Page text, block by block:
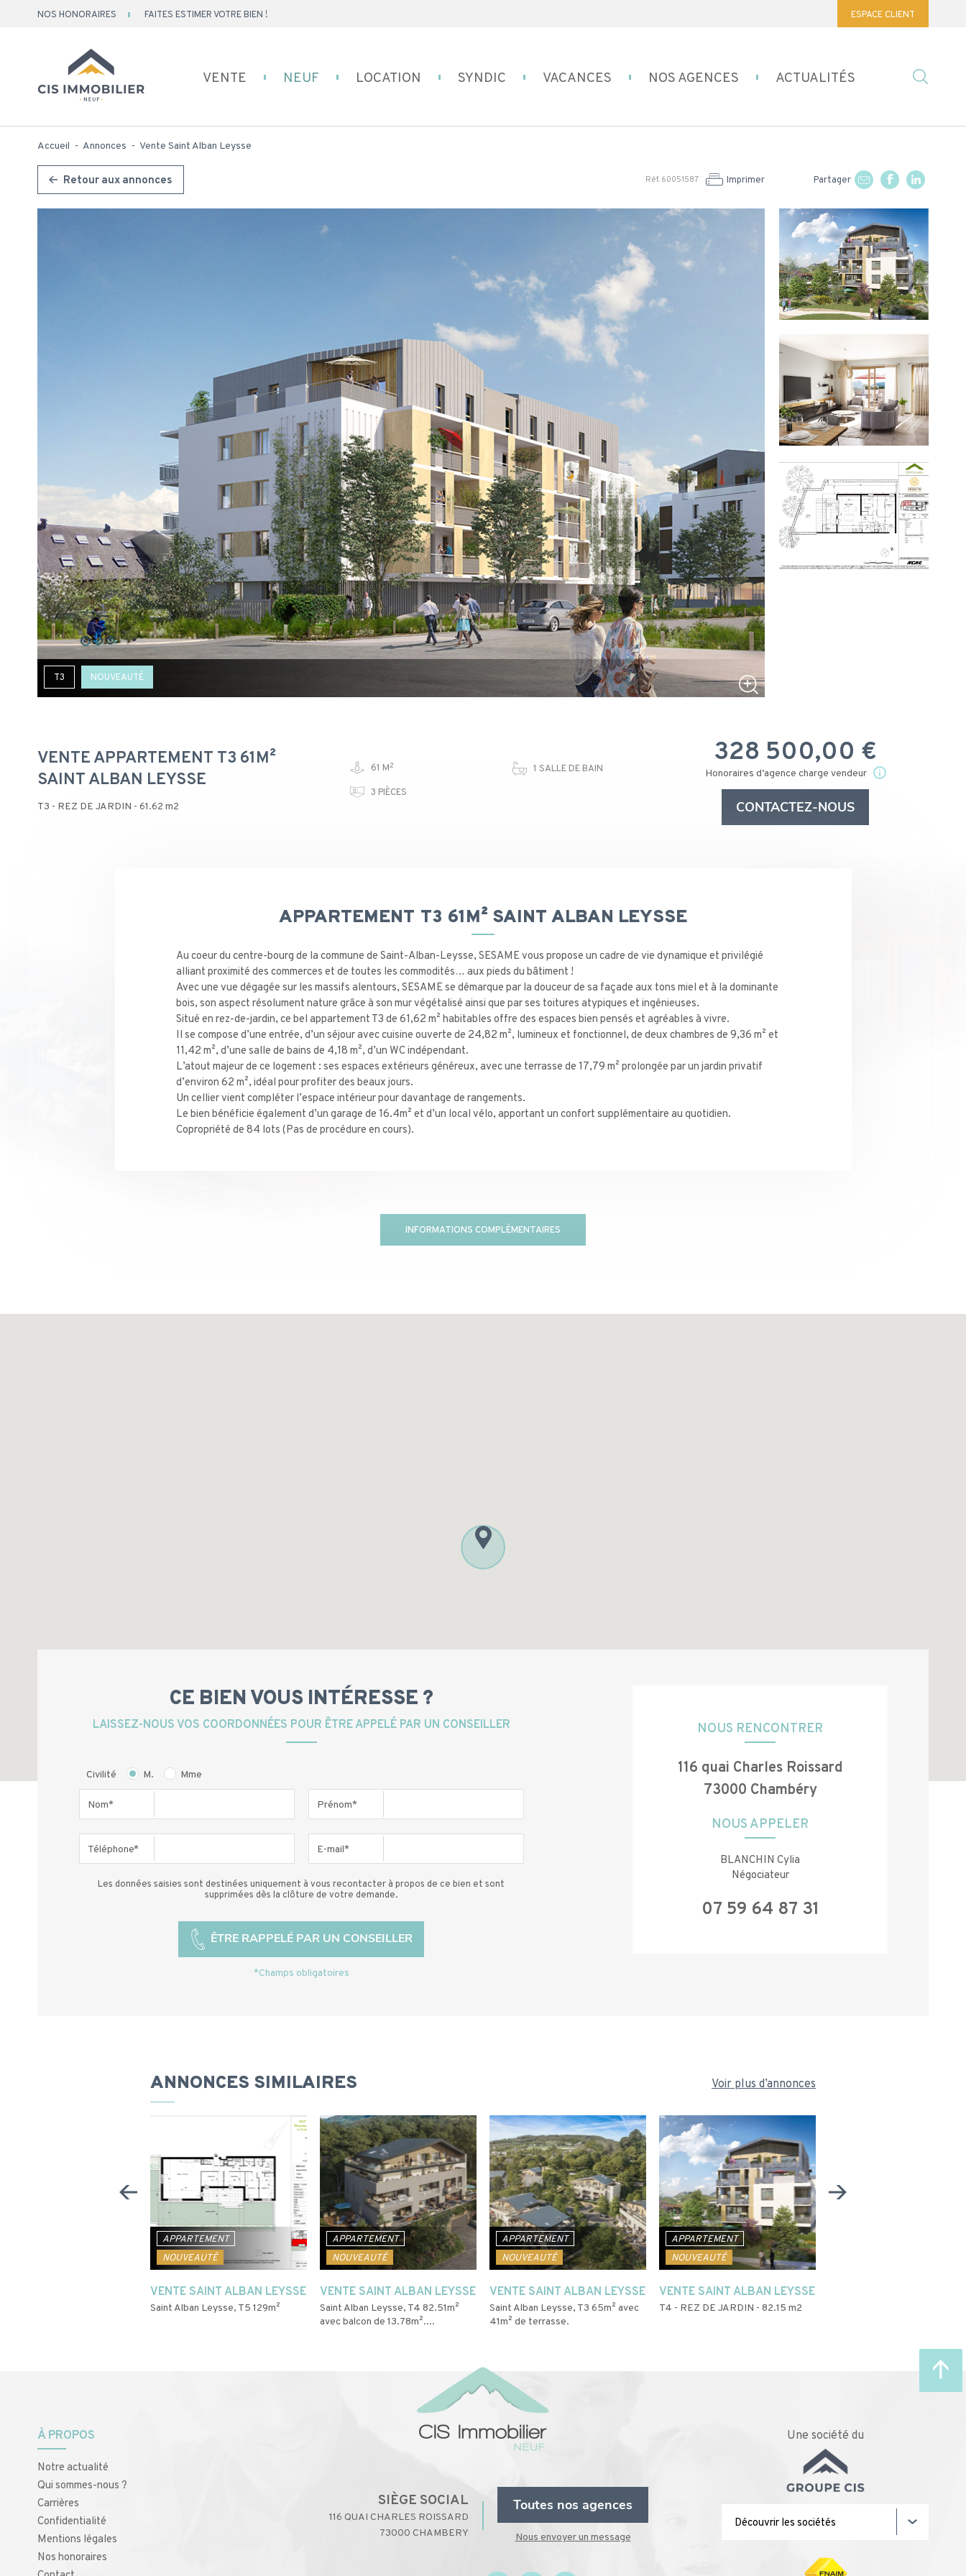
NOS HONORAIRES FAITES ESTIMER VOTRE BIEN ! ESPACE CLIENT
VENTE NEUF LOCATION SYNDIC VACANCES NOS AGENCES ACTUALITÉS
Accueil - Annonces - Vente Saint Alban Leysse
Retour aux annonces Réf. 60051587 Imprimer Partager
T3 NOUVEAUTÉ
VENTE APPARTEMENT T3 61M²
SAINT ALBAN LEYSSE
T3 - REZ DE JARDIN - 61.62 m2
61 M2
3 PIÈCES
1 SALLE DE BAIN
328 500,00 €
Honoraires d’agence charge vendeur
CONTACTEZ-NOUS
APPARTEMENT T3 61M² SAINT ALBAN LEYSSE
Au coeur du centre-bourg de la commune de Saint-Alban-Leysse, SESAME vous propose un cadre de vie dynamique et privilégié
alliant proximité des commerces et de toutes les commodités… aux pieds du bâtiment !
Avec une vue dégagée sur les massifs alentours, SESAME se démarque par la douceur de sa façade aux tons miel et à la dominante
bois, son aspect résolument nature grâce à son mur végétalisé ainsi que par ses toitures atypiques et ingénieuses.
Situé en rez-de-jardin, ce bel appartement T3 de 61,62 m² habitables offre des espaces bien pensés et agréables à vivre.
Il se compose d’une entrée, d’un séjour avec cuisine ouverte de 24,82 m², lumineux et fonctionnel, de deux chambres de 9,36 m² et
11,42 m², d’une salle de bains de 4,18 m², d’un WC indépendant.
L’atout majeur de ce logement : ses espaces extérieurs généreux, avec une terrasse de 17,79 m² prolongée par un jardin privatif
d’environ 62 m², idéal pour profiter des beaux jours.
Un cellier vient compléter l’espace intérieur pour davantage de rangements.
Le bien bénéficie également d’un garage de 16.4m² et d’un local vélo, apportant un confort supplémentaire au quotidien.
Copropriété de 84 lots (Pas de procédure en cours).
INFORMATIONS COMPLÉMENTAIRES
CE BIEN VOUS INTÉRESSE ?
LAISSEZ-NOUS VOS COORDONNÉES POUR ÊTRE APPELÉ PAR UN CONSEILLER
Civilité M. Mme
Nom* Prénom*
Téléphone* E-mail*
Les données saisies sont destinées uniquement à vous recontacter à propos de ce bien et sont
supprimées dès la clôture de votre demande.
*Champs obligatoires
NOUS RENCONTRER
116 quai Charles Roissard
73000 Chambéry
NOUS APPELER
BLANCHIN Cylia
Négociateur
07 59 64 87 31
ANNONCES SIMILAIRES Voir plus d’annonces
APPARTEMENT
NOUVEAUTÉ
VENTE SAINT ALBAN LEYSSE
Saint Alban Leysse, T5 129m²
APPARTEMENT
NOUVEAUTÉ
VENTE SAINT ALBAN LEYSSE
Saint Alban Leysse, T4 82.51m²
avec balcon de 13.78m²....
APPARTEMENT
NOUVEAUTÉ
VENTE SAINT ALBAN LEYSSE
Saint Alban Leysse, T3 65m² avec
41m² de terrasse.
APPARTEMENT
NOUVEAUTÉ
VENTE SAINT ALBAN LEYSSE
T4 - REZ DE JARDIN - 82.15 m2
À PROPOS
Notre actualité
Qui sommes-nous ?
Carrières
Confidentialité
Mentions légales
Nos honoraires
SIÈGE SOCIAL
116 QUAI CHARLES ROISSARD
73000 CHAMBERY
Toutes nos agences
Nous envoyer un message
Une société du